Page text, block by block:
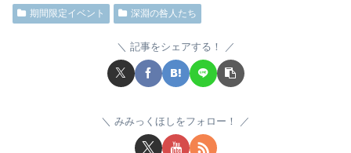
期間限定イベント 深淵の咎人たち
記事をシェアする！
みみっくほしをフォロー！